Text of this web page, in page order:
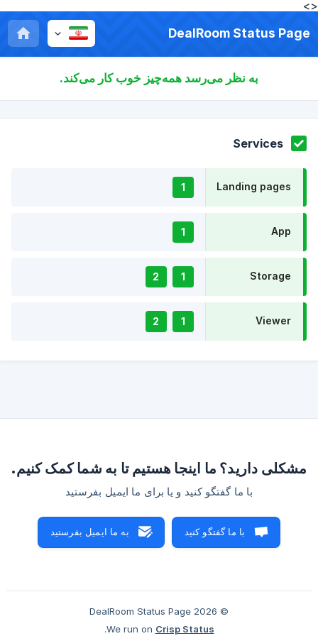
<>
DealRoom Status Page
به نظر می‌رسد همه‌چیز خوب کار می‌کند.
Services
Landing pages
1
App
1
Storage
1
2
Viewer
1
2
مشکلی دارید؟ ما اینجا هستیم تا به شما کمک کنیم.
با ما گفتگو کنید و یا برای ما ایمیل بفرستید
با ما گفتگو کنید به ما ایمیل بفرستید
© 2026 DealRoom Status Page
We run on Crisp Status
.